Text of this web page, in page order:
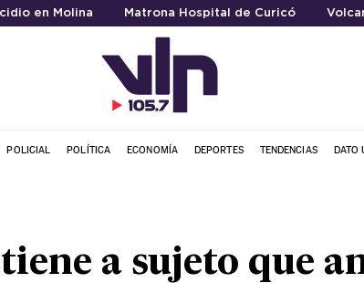
en Molina Matrona Hospital de Curicó
POLICIAL POLÍTICA ECONOMÍA DEPORTES TENDENCIAS DATO
a sujeto que